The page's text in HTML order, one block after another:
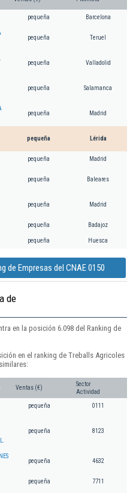
pequeña Barcelona
pequeña Teruel
pequeña Valladolid
pequeña Salamanca
pequeña Madrid
pequeña Lérida
pequeña Madrid
pequeña Baleares
pequeña Madrid
pequeña Badajoz
pequeña Huesca
de Empresas del CNAE 0150
de
en la posición 6.098 del Ranking de
en el ranking de Treballs Agricoles
Ventas (€)
Sector
Actividad
pequeña 0111
pequeña 8123
pequeña 4632
pequeña 7711